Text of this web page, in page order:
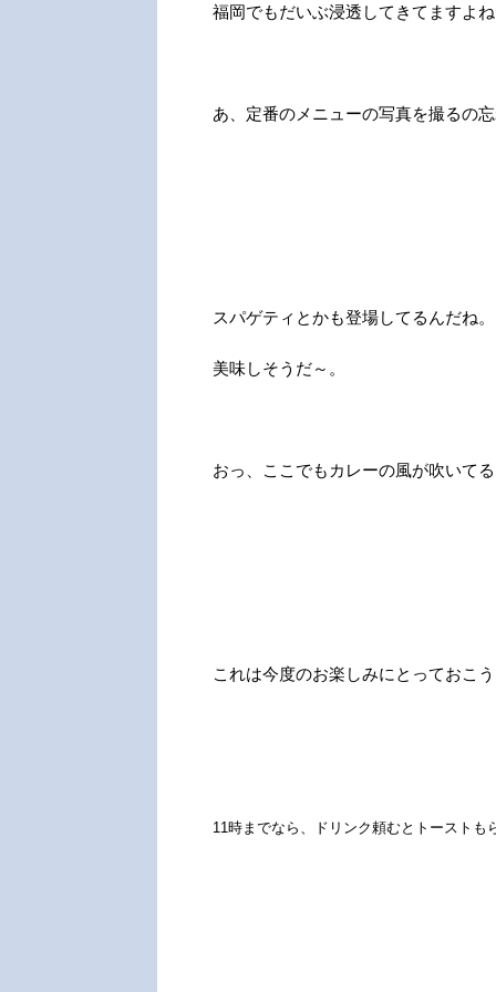
福岡でもだいぶ浸透してきてますよね
あ、定番のメニューの写真を撮るの
スパゲティとかも登場してるんだね。
美味しそうだ～。
おっ、ここでもカレーの風が吹いてる
これは今度のお楽しみにとっておこう
11時までなら、ドリンク頼むとトーストも